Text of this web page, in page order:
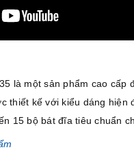
là một sản phẩm cao
thiết kế với kiểu dáng
15 bộ bát đĩa tiêu chuẩn